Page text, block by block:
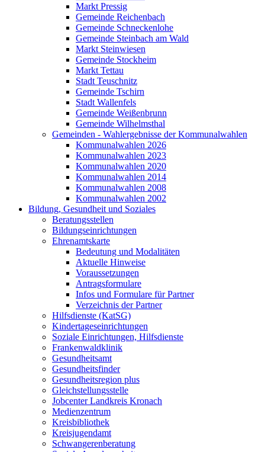
Markt Pressig
Gemeinde Reichenbach
Gemeinde Schneckenlohe
Gemeinde Steinbach am Wald
Markt Steinwiesen
Gemeinde Stockheim
Markt Tettau
Stadt Teuschnitz
Gemeinde Tschirn
Stadt Wallenfels
Gemeinde Weißenbrunn
Gemeinde Wilhelmsthal
Gemeinden - Wahlergebnisse der Kommunalwahlen
Kommunalwahlen 2026
Kommunalwahlen 2023
Kommunalwahlen 2020
Kommunalwahlen 2014
Kommunalwahlen 2008
Kommunalwahlen 2002
Bildung, Gesundheit und Soziales
Beratungsstellen
Bildungseinrichtungen
Ehrenamtskarte
Bedeutung und Modalitäten
Aktuelle Hinweise
Voraussetzungen
Antragsformulare
Infos und Formulare für Partner
Verzeichnis der Partner
Hilfsdienste (KatSG)
Kindertageseinrichtungen
Soziale Einrichtungen, Hilfsdienste
Frankenwaldklinik
Gesundheitsamt
Gesundheitsfinder
Gesundheitsregion plus
Gleichstellungsstelle
Jobcenter Landkreis Kronach
Medienzentrum
Kreisbibliothek
Kreisjugendamt
Schwangerenberatung